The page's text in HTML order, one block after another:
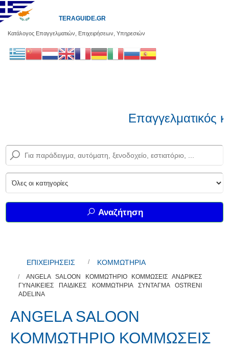
Κατάλογος Επαγγελματιών, Επιχειρήσεων, Υπηρεσιών
TERAGUIDE.GR
Επαγγελματικός
Αναζήτηση
ΕΠΙΧΕΙΡΗΣΕΙΣ ΚΟΜΜΩΤΗΡΙΑ
ANGELA SALOON ΚΟΜΜΩΤΗΡΙΟ ΚΟΜΜΩΣΕΙΣ ΑΝΔΡΙΚΕΣ
ΓΥΝΑΙΚΕΙΕΣ ΠΑΙΔΙΚΕΣ ΚΟΜΜΩΤΗΡΙΑ ΣΥΝΤΑΓΜΑ OSTRENI
ADELINA
ANGELA SALOON
ΚΟΜΜΩΤΗΡΙΟ ΚΟΜΜΩΣΕΙΣ